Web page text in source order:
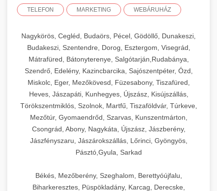
TELEFON MARKETING WEBÁRUHÁZ
Nagykörös, Cegléd, Budaörs, Pécel, Gödöllő, Dunakeszi,
Budakeszi, Szentendre, Dorog, Esztergom, Visegrád,
Mátrafüred, Bátonyterenye, Salgótarján,Rudabánya,
Szendrő, Edelény, Kazincbarcika, Sajószentpéter, Ózd,
Miskolc, Eger, Mezőkövesd, Füzesabony, Tiszafüred,
Heves, Jászapáti, Kunhegyes, Újszász, Kisújszállás,
Törökszentmiklós, Szolnok, Martfű, Tiszaföldvár, Túrkeve,
Mezőtúr, Gyomaendrőd, Szarvas, Kunszentmárton,
Csongrád, Abony, Nagykáta, Újszász, Jászberény,
Jászfényszaru, Jászárokszállás, Lőrinci, Gyöngyös,
Pásztó,Gyula, Sarkad
Békés, Mezőberény, Szeghalom, Berettyóújfalu,
Biharkeresztes, Püspökladány, Karcag, Derecske,